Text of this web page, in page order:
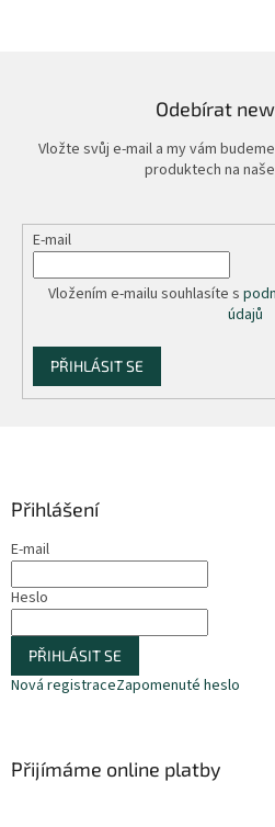
Odebírat
Vložte svůj e-mail a my vám
produktech na
E-mail
Vložením e-mailu souhlasíte s
údajů
PŘIHLÁSIT SE
Přihlášení
E-mail
Heslo
PŘIHLÁSIT SE
Nová registraceZapomenuté heslo
Přijímáme online platby